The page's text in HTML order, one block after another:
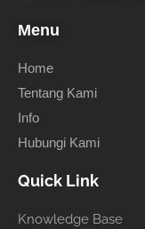
Menu
Home
Tentang Kami
Info
Hubungi Kami
Quick Link
Knowledge Base